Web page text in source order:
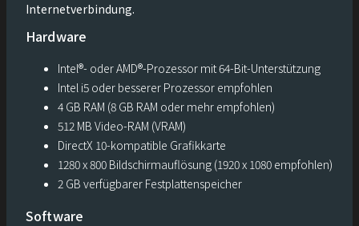
Internetverbindung.
Hardware
Intel®- oder AMD®-Prozessor mit 64-Bit-Unterstützung
Intel i5 oder besserer Prozessor empfohlen
4 GB RAM (8 GB RAM oder mehr empfohlen)
512 MB Video-RAM (VRAM)
DirectX 10-kompatible Grafikkarte
1280 x 800 Bildschirmauflösung (1920 x 1080 empfohlen)
2 GB verfügbarer Festplattenspeicher
Software